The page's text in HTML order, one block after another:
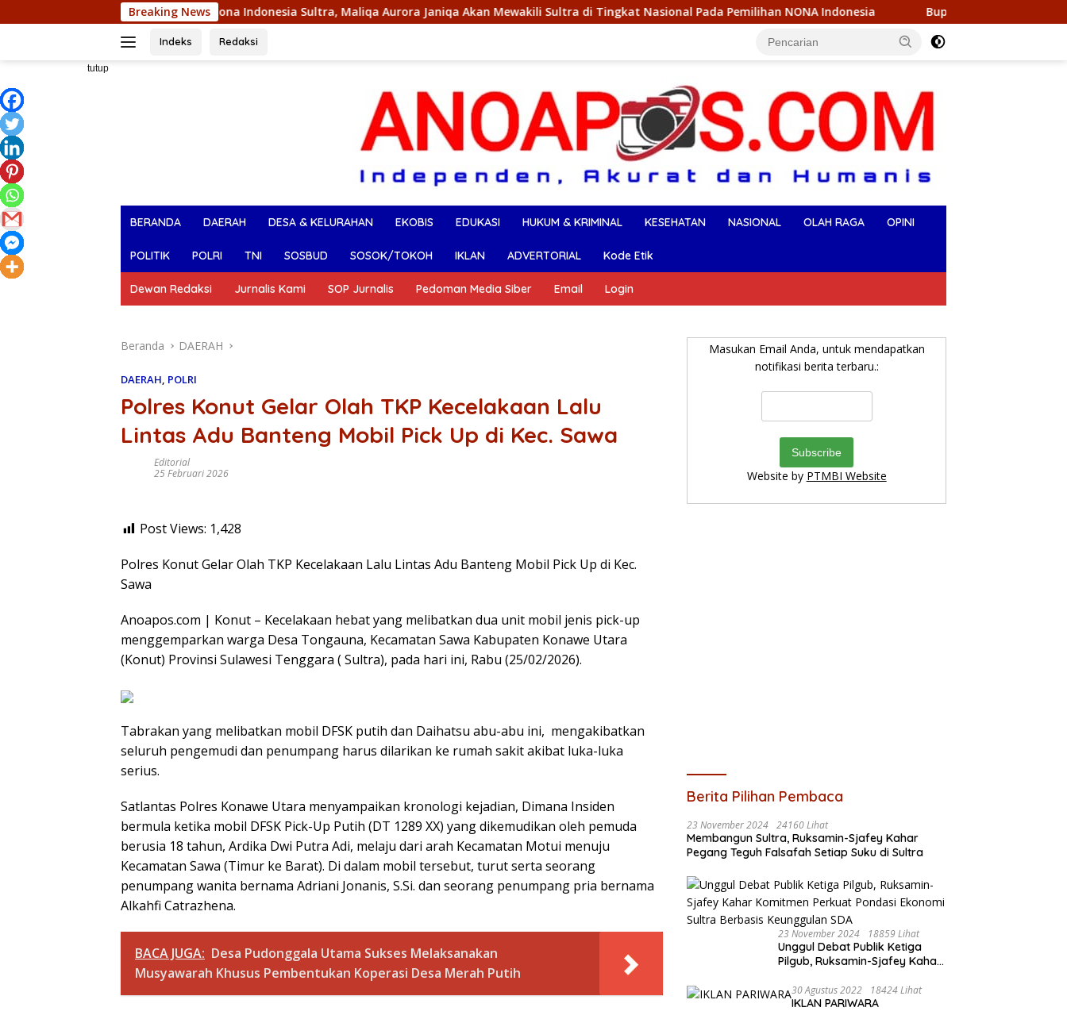
ke
Breaking News
I Pemilihan Nona Indonesia Sultra, Maliqa Aurora Janiqa Akan Mewakili Sultra di Tingkat Nasional Pada Pemilihan NONA Indonesia Bupati Ikbar Dan Wabup Konut Sambut
Indeks Redaksi
tutup
BERANDA DAERAH DESA & KELURAHAN EKOBIS EDUKASI HUKUM & KRIMINAL KESEHATAN NASIONAL OLAH RAGA OPINI
POLITIK POLRI TNI SOSBUD SOSOK/TOKOH IKLAN ADVERTORIAL Kode Etik
Dewan Redaksi Jurnalis Kami SOP Jurnalis Pedoman Media Siber Email Login
Beranda DAERAH
DAERAH, POLRI
Polres Konut Gelar Olah TKP Kecelakaan Lalu
Lintas Adu Banteng Mobil Pick Up di Kec. Sawa
Editorial
25 Februari 2026
Post Views: 1,428
Polres Konut Gelar Olah TKP Kecelakaan Lalu Lintas Adu Banteng Mobil Pick Up di Kec.
Sawa
Anoapos.com | Konut – Kecelakaan hebat yang melibatkan dua unit mobil jenis pick-up
menggemparkan warga Desa Tongauna, Kecamatan Sawa Kabupaten Konawe Utara
(Konut) Provinsi Sulawesi Tenggara ( Sultra), pada hari ini, Rabu (25/02/2026).
Tabrakan yang melibatkan mobil DFSK putih dan Daihatsu abu-abu ini, mengakibatkan
seluruh pengemudi dan penumpang harus dilarikan ke rumah sakit akibat luka-luka
serius.
Satlantas Polres Konawe Utara menyampaikan kronologi kejadian, Dimana Insiden
bermula ketika mobil DFSK Pick-Up Putih (DT 1289 XX) yang dikemudikan oleh pemuda
berusia 18 tahun, Ardika Dwi Putra Adi, melaju dari arah Kecamatan Motui menuju
Kecamatan Sawa (Timur ke Barat). Di dalam mobil tersebut, turut serta seorang
penumpang wanita bernama Adriani Jonanis, S.Si. dan seorang penumpang pria bernama
Alkahfi Catrazhena.
BACA JUGA: Desa Pudonggala Utama Sukses Melaksanakan
Musyawarah Khusus Pembentukan Koperasi Desa Merah Putih
Masukan Email Anda, untuk mendapatkan
notifikasi berita terbaru.:
Website by PTMBI Website
Berita Pilihan Pembaca
23 November 2024 24160 Lihat
Membangun Sultra, Ruksamin-Sjafey Kahar
Pegang Teguh Falsafah Setiap Suku di Sultra
23 November 2024 18859 Lihat
Unggul Debat Publik Ketiga
Pilgub, Ruksamin-Sjafey Kahar
Ekonomi Sultra Berbasis
Keunggulan SDA
30 Agustus 2022 18424 Lihat
IKLAN PARIWARA